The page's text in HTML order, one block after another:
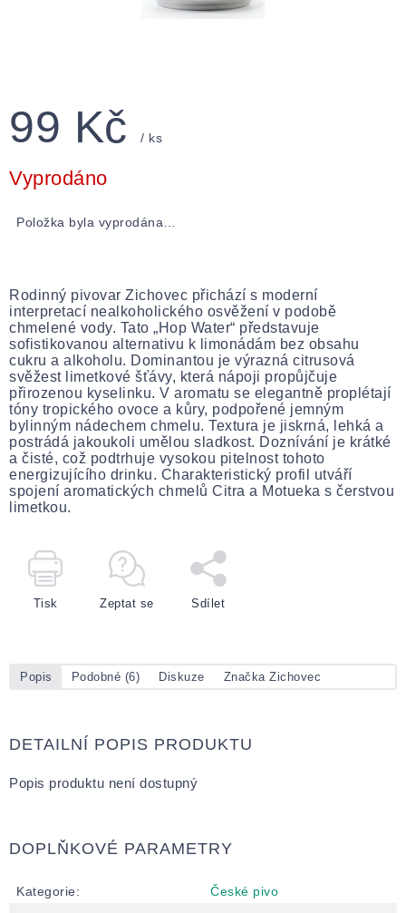
99 Kč / ks
cena:
Vyprodáno
Položka byla vyprodána…
Rodinný pivovar Zichovec přichází s moderní
interpretací nealkoholického osvěžení v podobě
chmelené vody. Tato „Hop Water“ představuje
sofistikovanou alternativu k limonádám bez obsahu
cukru a alkoholu. Dominantou je výrazná citrusová
svěžest limetkové šťávy, která nápoji propůjčuje
přirozenou kyselinku. V aromatu se elegantně proplétají
tóny tropického ovoce a kůry, podpořené jemným
bylinným nádechem chmelu. Textura je jiskrná, lehká a
postrádá jakoukoli umělou sladkost. Doznívání je krátké
a čisté, což podtrhuje vysokou pitelnost tohoto
energizujícího drinku. Charakteristický profil utváří
spojení aromatických chmelů Citra a Motueka s čerstvou
limetkou.
Tisk Zeptat se Sdílet
Popis Podobné (6) Diskuze Značka Zichovec
DETAILNÍ POPIS PRODUKTU
Popis produktu není dostupný
DOPLŇKOVÉ PARAMETRY
Kategorie:
České pivo